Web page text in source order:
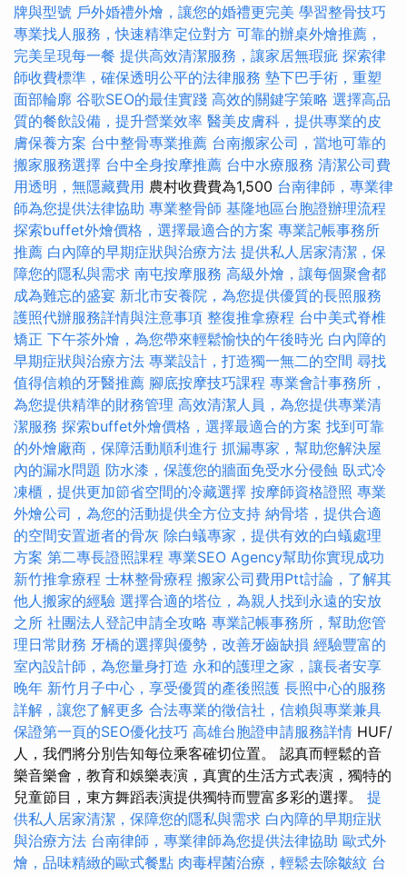
牌與型號 戶外婚禮外燴，讓您的婚禮更完美 學習整骨技巧
專業找人服務，快速精準定位對方 可靠的辦桌外燴推薦，
完美呈現每一餐 提供高效清潔服務，讓家居無瑕疵 探索律
師收費標準，確保透明公平的法律服務 墊下巴手術，重塑
面部輪廓 谷歌SEO的最佳實踐 高效的關鍵字策略 選擇高品
質的餐飲設備，提升營業效率 醫美皮膚科，提供專業的皮
膚保養方案 台中整骨專業推薦 台南搬家公司，當地可靠的
搬家服務選擇 台中全身按摩推薦 台中水療服務 清潔公司費
用透明，無隱藏費用 農村收費費為1,500 台南律師，專業律
師為您提供法律協助 專業整骨師 基隆地區台胞證辦理流程
探索buffet外燴價格，選擇最適合的方案 專業記帳事務所
推薦 白內障的早期症狀與治療方法 提供私人居家清潔，保
障您的隱私與需求 南屯按摩服務 高級外燴，讓每個聚會都
成為難忘的盛宴 新北市安養院，為您提供優質的長照服務
護照代辦服務詳情與注意事項 整復推拿療程 台中美式脊椎
矯正 下午茶外燴，為您帶來輕鬆愉快的午後時光 白內障的
早期症狀與治療方法 專業設計，打造獨一無二的空間 尋找
值得信賴的牙醫推薦 腳底按摩技巧課程 專業會計事務所，
為您提供精準的財務管理 高效清潔人員，為您提供專業清
潔服務 探索buffet外燴價格，選擇最適合的方案 找到可靠
的外燴廠商，保障活動順利進行 抓漏專家，幫助您解決屋
內的漏水問題 防水漆，保護您的牆面免受水分侵蝕 臥式冷
凍櫃，提供更加節省空間的冷藏選擇 按摩師資格證照 專業
外燴公司，為您的活動提供全方位支持 納骨塔，提供合適
的空間安置逝者的骨灰 除白蟻專家，提供有效的白蟻處理
方案 第二專長證照課程 專業SEO Agency幫助你實現成功
新竹推拿療程 士林整骨療程 搬家公司費用Ptt討論，了解其
他人搬家的經驗 選擇合適的塔位，為親人找到永遠的安放
之所 社團法人登記申請全攻略 專業記帳事務所，幫助您管
理日常財務 牙橋的選擇與優勢，改善牙齒缺損 經驗豐富的
室內設計師，為您量身打造 永和的護理之家，讓長者安享
晚年 新竹月子中心，享受優質的產後照護 長照中心的服務
詳解，讓您了解更多 合法專業的徵信社，信賴與專業兼具
保證第一頁的SEO優化技巧 高雄台胞證申請服務詳情 HUF/
人，我們將分別告知每位乘客確切位置。 認真而輕鬆的音
樂音樂會，教育和娛樂表演，真實的生活方式表演，獨特的
兒童節目，東方舞蹈表演提供獨特而豐富多彩的選擇。 提
供私人居家清潔，保障您的隱私與需求 白內障的早期症狀
與治療方法 台南律師，專業律師為您提供法律協助 歐式外
燴，品味精緻的歐式餐點 肉毒桿菌治療，輕鬆去除皺紋 台